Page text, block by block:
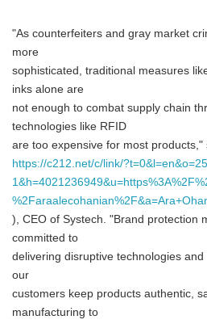
"As counterfeiters and gray market
more
sophisticated, traditional measures
inks alone are
not enough to combat supply chain
technologies like RFID
are too expensive for most products,"
https://c212.net/c/link/
), CEO of Systech. "Brand protection
committed to
delivering disruptive technologies
our
customers keep products authentic,
manufacturing to